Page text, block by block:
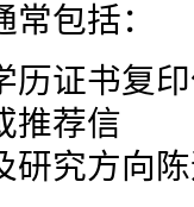
包括：
历证书复
推荐信
研究方向